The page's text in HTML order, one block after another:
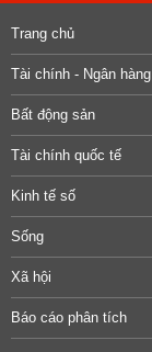
Trang chủ
Tài chính - Ngân hàng
Bất động sản
Tài chính quốc tế
Kinh tế số
Sống
Xã hội
Báo cáo phân tích